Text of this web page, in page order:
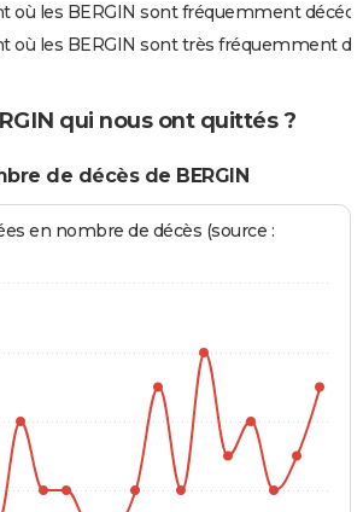
où les BERGIN sont fréquemment
où les BERGIN sont très fréquemment
qui nous ont quittés ?
de décès de BERGIN
en nombre de décès (source :